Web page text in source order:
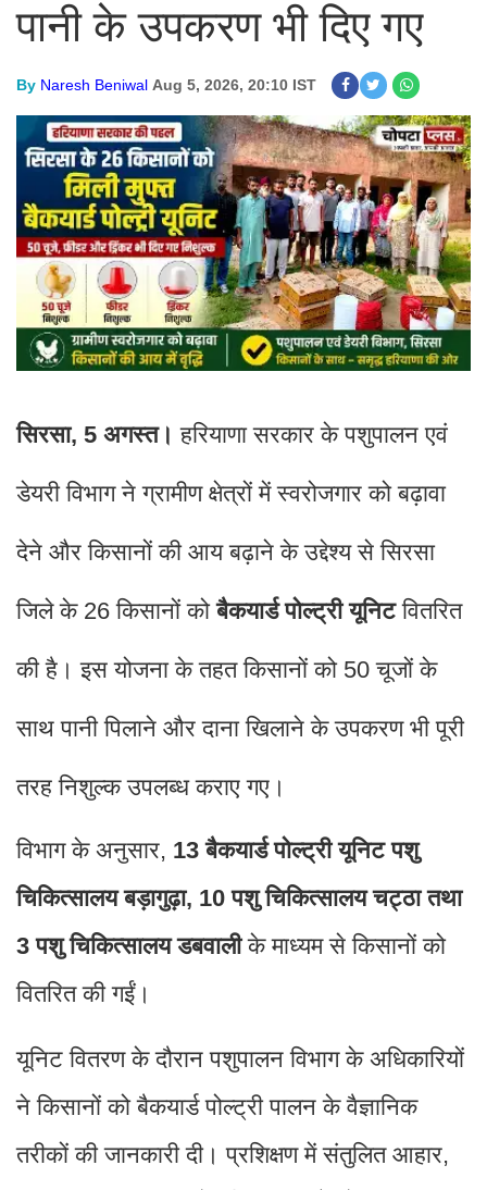
पानी के उपकरण भी दिए गए
By Naresh Beniwal Aug 5, 2026, 20:10 IST
सिरसा, 5 अगस्त। हरियाणा सरकार के पशुपालन एवं
डेयरी विभाग ने ग्रामीण क्षेत्रों में स्वरोजगार को बढ़ावा
देने और किसानों की आय बढ़ाने के उद्देश्य से सिरसा
जिले के 26 किसानों कोबैकयार्ड पोल्ट्री यूनिटवितरित
की है। इस योजना के तहत किसानों को 50 चूजों के
साथ पानी पिलाने और दाना खिलाने के उपकरण भी पूरी
तरह निशुल्क उपलब्ध कराए गए।
विभाग के अनुसार, 13 बैकयार्ड पोल्ट्री यूनिट पशु
चिकित्सालय बड़ागुढ़ा, 10 पशु चिकित्सालय चट्ठा तथा
3 पशु चिकित्सालय डबवालीके माध्यम से किसानों को
वितरित की गईं।
यूनिट वितरण के दौरान पशुपालन विभाग के अधिकारियों
ने किसानों को बैकयार्ड पोल्ट्री पालन के वैज्ञानिक
तरीकों की जानकारी दी। प्रशिक्षण में संतुलित आहार,